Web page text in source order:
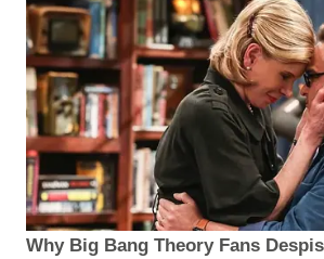
Why Big Bang Theory Fans